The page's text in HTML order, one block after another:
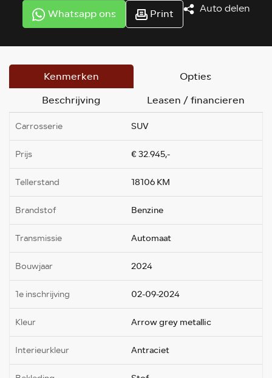
Whatsapp ons Print Auto delen
Kenmerken
Opties
Beschrijving
Leasen / financieren
Carrosserie SUV
Prijs € 32.945,-
Tellerstand 18106 KM
Brandstof Benzine
Transmissie Automaat
Bouwjaar 2024
1e inschrijving 02-09-2024
Kleur Arrow grey metallic
Interieurkleur Antraciet